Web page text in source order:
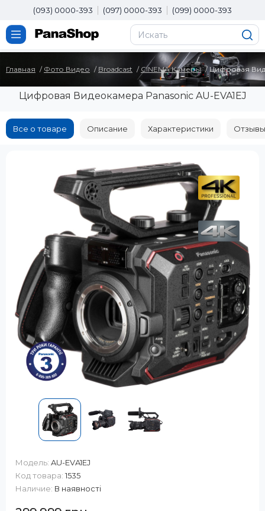
(093) 0000-393 (097) 0000-393 (099) 0000-393
Главная Фото Видео Broadcast CINEMA Камеры Цифровая
Цифровая Видеокамера Panasonic AU-EVA1EJ
Все о товаре Описание Характеристики
Модель: AU-EVA1EJ
Код товара: 1535
Наличие: В наявності